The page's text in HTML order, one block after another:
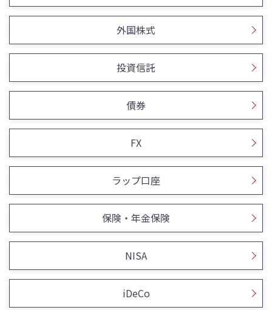
外国株式
投資信託
債券
FX
ラップ口座
保険・年金保険
NISA
iDeCo